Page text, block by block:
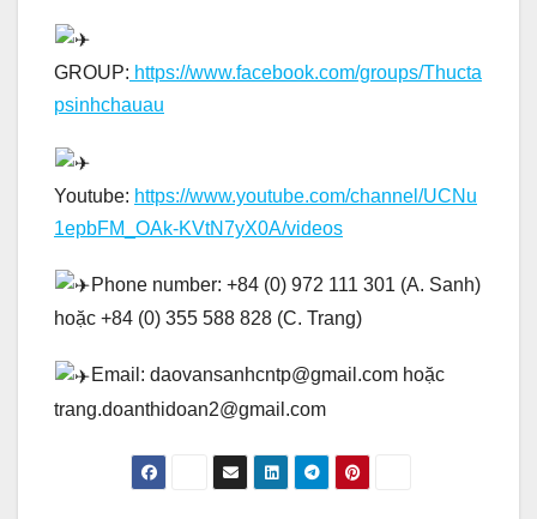
GROUP: https://www.facebook.com/groups/Thucta
psinhchauau
Youtube: https://www.youtube.com/channel/UCNu
1epbFM_OAk-KVtN7yX0A/videos
Phone number: +84 (0) 972 111 301 (A. Sanh)
hoặc +84 (0) 355 588 828 (C. Trang)
Email: daovansanhcntp@gmail.com hoặc
trang.doanthidoan2@gmail.com